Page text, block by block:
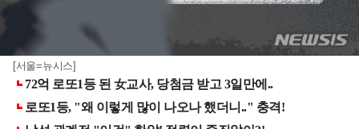
[서울=뉴시스]